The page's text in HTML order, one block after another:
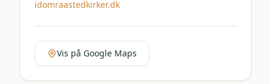
idomraastedkirker.dk
Vis på Google Maps